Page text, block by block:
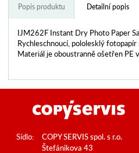
Popis produktu Detailní popis
IJM262F Instant Dry Photo Paper
Rychleschnoucí, pololesklý
Materiál je oboustranně ošetřen PE
Sídlo:
COPY SERVIS spol. s r.o.
Štefánikova 43